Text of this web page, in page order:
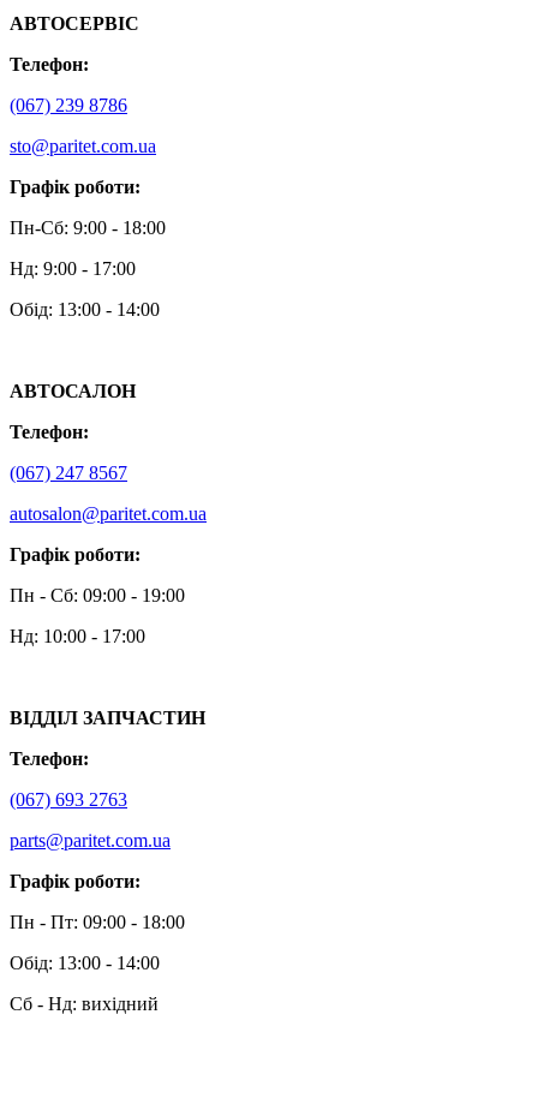
АВТОСЕРВІС
Телефон:
(067) 239 8786
sto@paritet.com.ua
Графік роботи:
Пн-Сб: 9:00 - 18:00
Нд: 9:00 - 17:00
Обід: 13:00 - 14:00
АВТОСАЛОН
Телефон:
(067) 247 8567
autosalon@paritet.com.ua
Графік роботи:
Пн - Сб: 09:00 - 19:00
Нд: 10:00 - 17:00
ВІДДІЛ ЗАПЧАСТИН
Телефон:
(067) 693 2763
parts@paritet.com.ua
Графік роботи:
Пн - Пт: 09:00 - 18:00
Обід: 13:00 - 14:00
Сб - Нд: вихідний